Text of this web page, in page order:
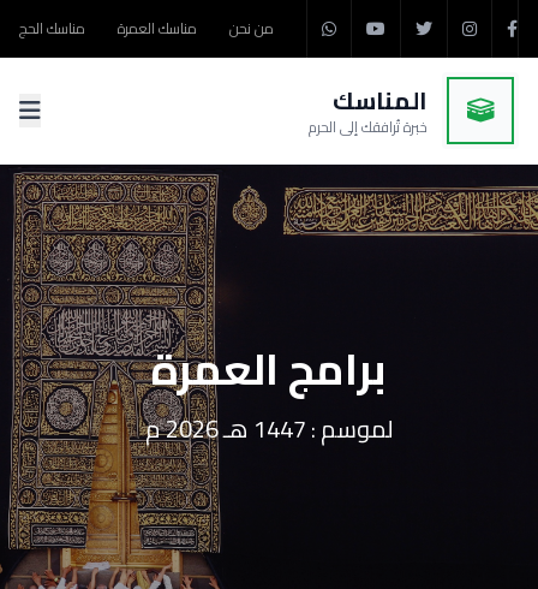
من نحن مناسك العمرة مناسك الحج
المناسك
خبرة تُرافقك إلى الحرم
برامج العمرة
لموسم : 1447 هـ 2026 م